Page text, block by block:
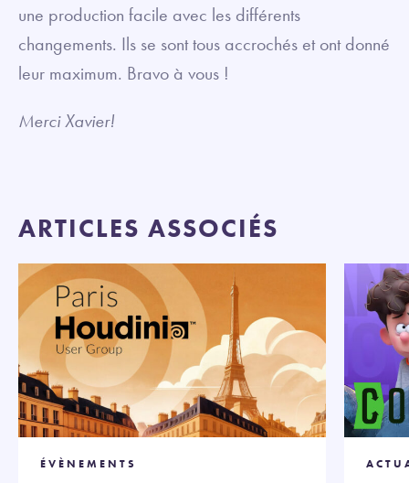
une production facile avec les différents
changements. Ils se sont tous accrochés et ont donné
leur maximum. Bravo à vous !
Merci Xavier!
ARTICLES ASSOCIÉS
ÉVÈNEMENTS